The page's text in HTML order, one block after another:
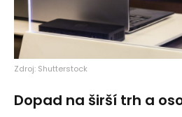
Zdroj: Shutterstock
Dopad na širší trh a